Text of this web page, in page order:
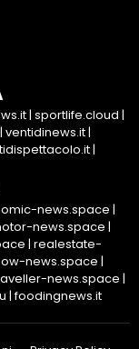
| sportlife.cloud |
| ventidinews.it|
|
news.space |
news.space |
| realestate-
news.space |
news.space |
|foodingnews.it